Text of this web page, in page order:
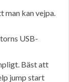
man kan vejpa.
USB-
Bäst att
jump start